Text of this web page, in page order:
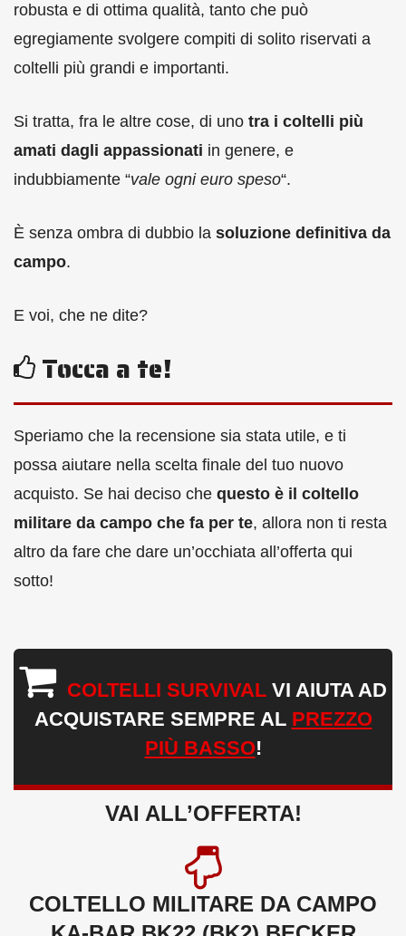
robusta e di ottima qualità, tanto che può
egregiamente svolgere compiti di solito riservati a
coltelli più grandi e importanti.
Si tratta, fra le altre cose, di uno tra i coltelli più
amati dagli appassionati in genere, e
indubbiamente “vale ogni euro speso“.
È senza ombra di dubbio la soluzione definitiva da
campo.
E voi, che ne dite?
Tocca a te!
Speriamo che la recensione sia stata utile, e ti
possa aiutare nella scelta finale del tuo nuovo
acquisto. Se hai deciso che questo è il coltello
militare da campo che fa per te, allora non ti resta
altro da fare che dare un’occhiata all’offerta qui
sotto!
COLTELLI SURVIVAL VI AIUTA AD
ACQUISTARE SEMPRE AL PREZZO
PIÙ BASSO!
VAI ALL’OFFERTA!
COLTELLO MILITARE DA CAMPO